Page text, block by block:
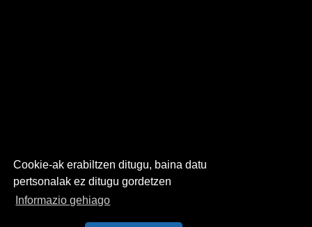
Cookie-ak erabiltzen ditugu, baina datu
pertsonalak ez ditugu gordetzen
Informazio gehiago